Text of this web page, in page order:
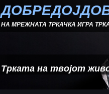
НА МРЕЖНАТА ТРКАЧКА ИГРА
Трката на твојот